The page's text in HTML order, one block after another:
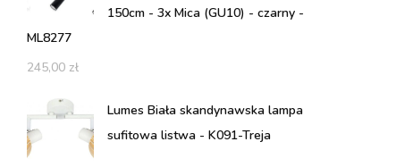
150cm - 3x Mica (GU10) - czarny -
ML8277
245,00 zł
Lumes Biała skandynawska lampa
sufitowa listwa - K091-Treja